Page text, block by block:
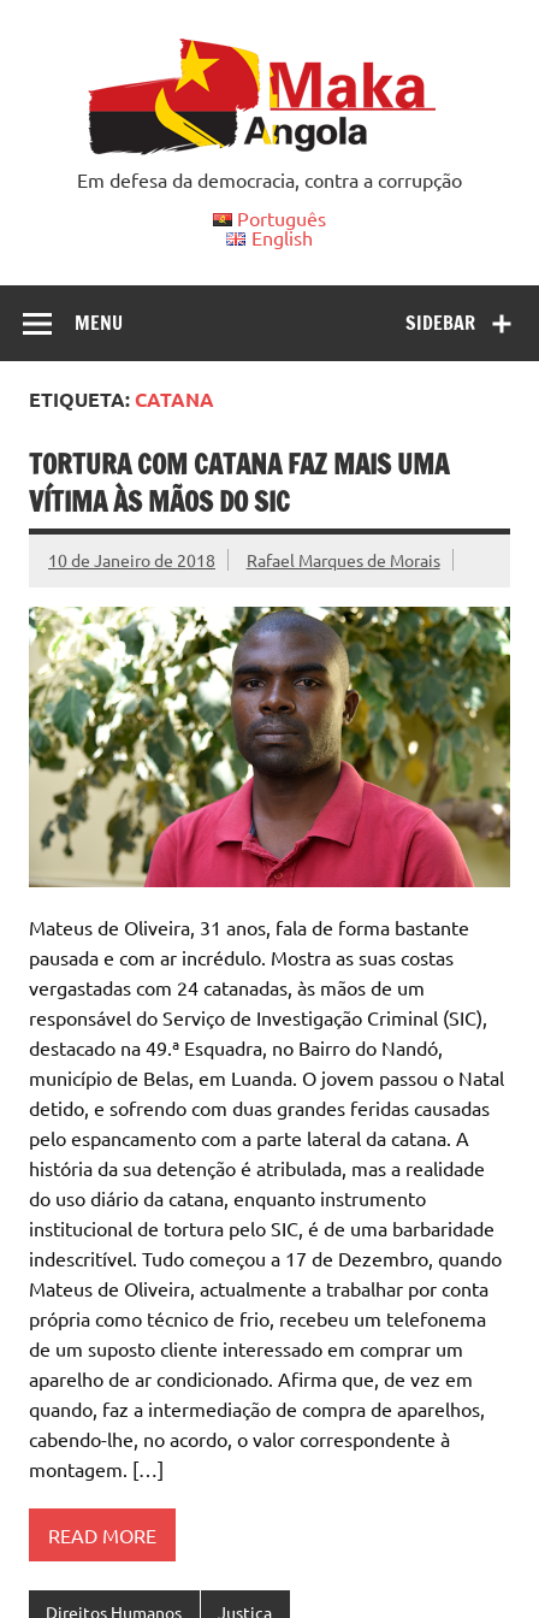
Em defesa da democracia, contra a corrupção
Português
English
SIDEBAR
MENU
ETIQUETA:CATANA
TORTURA COM CATANA FAZ MAIS UMA
VÍTIMA ÀS MÃOS DO SIC
10 de Janeiro de 2018 Rafael Marques de Morais
Mateus de Oliveira, 31 anos, fala de forma bastante
pausada e com ar incrédulo. Mostra as suas costas
vergastadas com 24 catanadas, às mãos de um
responsável do Serviço de Investigação Criminal (SIC),
destacado na 49.ª Esquadra, no Bairro do Nandó,
município de Belas, em Luanda. O jovem passou o Natal
detido, e sofrendo com duas grandes feridas causadas
pelo espancamento com a parte lateral da catana. A
história da sua detenção é atribulada, mas a realidade
do uso diário da catana, enquanto instrumento
institucional de tortura pelo SIC, é de uma barbaridade
indescritível. Tudo começou a 17 de Dezembro, quando
Mateus de Oliveira, actualmente a trabalhar por conta
própria como técnico de frio, recebeu um telefonema
de um suposto cliente interessado em comprar um
aparelho de ar condicionado. Afirma que, de vez em
quando, faz a intermediação de compra de aparelhos,
cabendo-lhe, no acordo, o valor correspondente à
montagem. […]
READ MORE
Direitos Humanos Justiça